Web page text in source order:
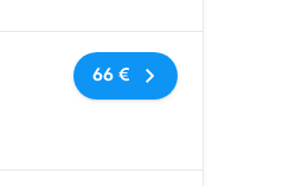
Sem etiquetas
66 €